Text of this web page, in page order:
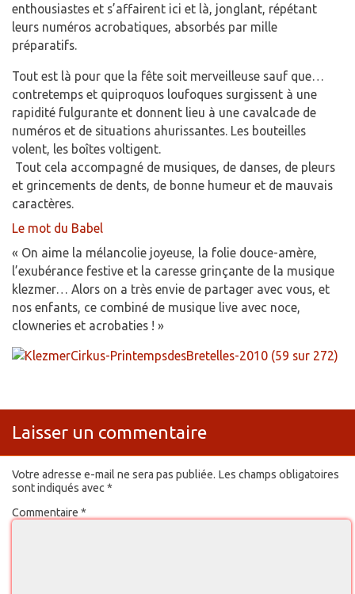
enthousiastes et s’affairent ici et là, jonglant, répétant
leurs numéros acrobatiques, absorbés par mille
préparatifs.
Tout est là pour que la fête soit merveilleuse sauf que…
contretemps et quiproquos loufoques surgissent à une
rapidité fulgurante et donnent lieu à une cavalcade de
numéros et de situations ahurissantes. Les bouteilles
volent, les boîtes voltigent.
Tout cela accompagné de musiques, de danses, de pleurs
et grincements de dents, de bonne humeur et de mauvais
caractères.
Le mot du Babel
« On aime la mélancolie joyeuse, la folie douce-amère,
l’exubérance festive et la caresse grinçante de la musique
klezmer… Alors on a très envie de partager avec vous, et
nos enfants, ce combiné de musique live avec noce,
clowneries et acrobaties ! »
Laisser un commentaire
Votre adresse e-mail ne sera pas publiée. Les champs obligatoires
sont indiqués avec *
Commentaire *